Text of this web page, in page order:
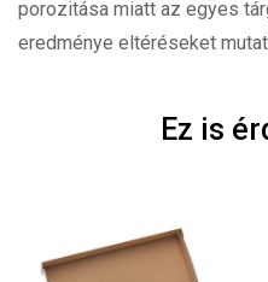
porozitása miatt az egyes
eredménye eltéréseket
Ez is